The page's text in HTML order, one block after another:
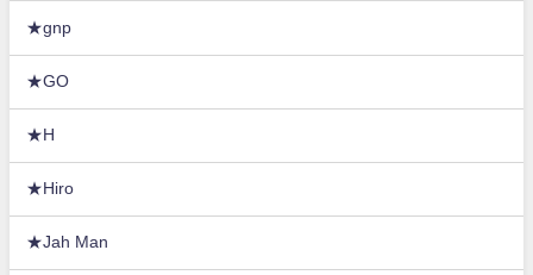
★gnp
★GO
★H
★Hiro
★Jah Man